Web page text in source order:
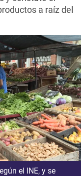
a raíz del
el INE, y se